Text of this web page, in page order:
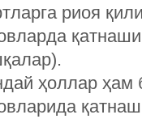
риоя
ҳоллар ҳам